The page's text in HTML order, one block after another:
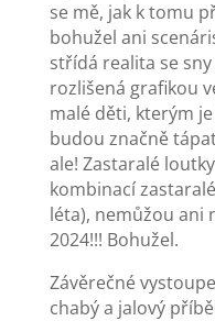
se mě, jak k tomu
bohužel ani
střídá realita se
rozlišená grafikou
malé děti, kterým
budou značně
ale! Zastaralé
kombinací
léta), nemůžou ani
2024!!! Bohužel.
Závěrečné
chabý a jalový